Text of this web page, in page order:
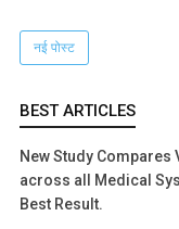
नई पोस्ट
BEST ARTICLES
New Study Compares
across all Medical
Best Result.